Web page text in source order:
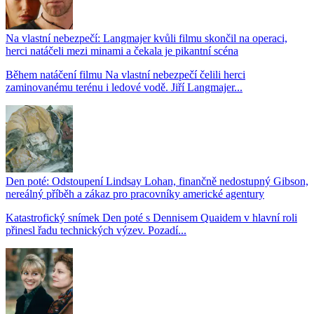
Na vlastní nebezpečí: Langmajer kvůli filmu skončil na operaci,
herci natáčeli mezi minami a čekala je pikantní scéna
Během natáčení filmu Na vlastní nebezpečí čelili herci
zaminovanému terénu i ledové vodě. Jiří Langmajer...
Den poté: Odstoupení Lindsay Lohan, finančně nedostupný Gibson,
nereálný příběh a zákaz pro pracovníky americké agentury
Katastrofický snímek Den poté s Dennisem Quaidem v hlavní roli
přinesl řadu technických výzev. Pozadí...